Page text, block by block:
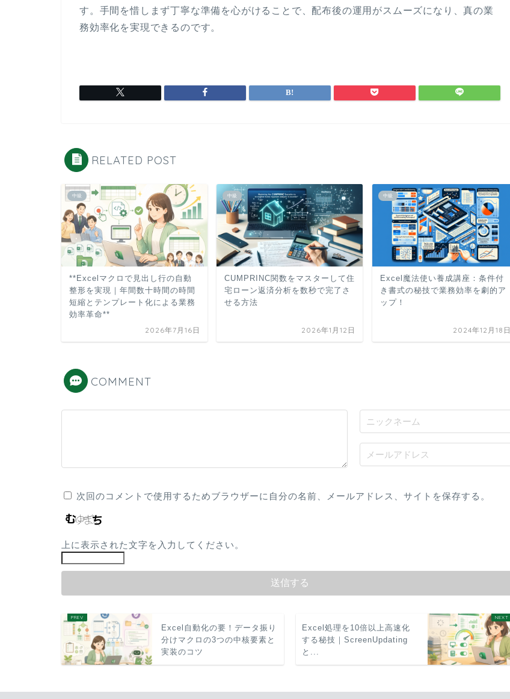
す。手間を惜しまず丁寧な準備を心がけることで、配布後の運用がスムーズになり、真の業
務効率化を実現できるのです。
RELATED POST
中級
**Excelマクロで見出し行の自動
整形を実現｜年間数十時間の時間
短縮とテンプレート化による業務
効率革命**
2026年7月16日
中級
CUMPRINC関数をマスターして住
宅ローン返済分析を数秒で完了さ
せる方法
2026年1月12日
中級
Excel魔法使い養成講座：条件付
き書式の秘技で業務効率を劇的ア
ップ！
2024年12月18日
COMMENT
次回のコメントで使用するためブラウザーに自分の名前、メールアドレス、サイトを保存する。
上に表示された文字を入力してください。
Excel自動化の要！データ振り
分けマクロの3つの中核要素と
実装のコツ
Excel処理を10倍以上高速化
する秘技｜ScreenUpdating
と...